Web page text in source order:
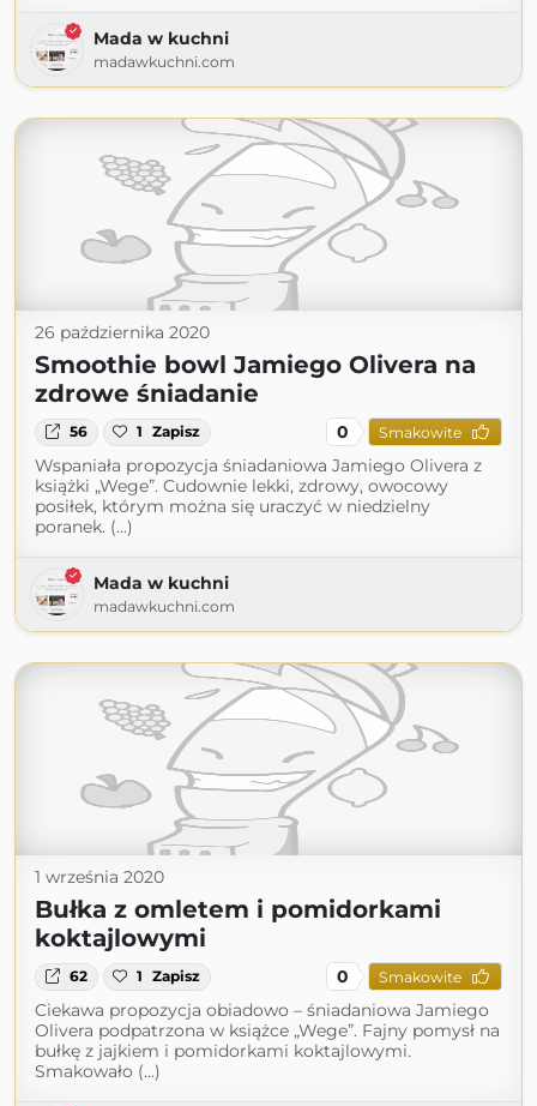
Mada w kuchni
madawkuchni.com
26 października 2020
Smoothie bowl Jamiego Olivera na
zdrowe śniadanie
56 1 Zapisz 0 Smakowite
Wspaniała propozycja śniadaniowa Jamiego Olivera z
książki „Wege”. Cudownie lekki, zdrowy, owocowy
posiłek, którym można się uraczyć w niedzielny
poranek. (...)
Mada w kuchni
madawkuchni.com
1 września 2020
Bułka z omletem i pomidorkami
koktajlowymi
62 1 Zapisz 0 Smakowite
Ciekawa propozycja obiadowo – śniadaniowa Jamiego
Olivera podpatrzona w książce „Wege”. Fajny pomysł na
bułkę z jajkiem i pomidorkami koktajlowymi.
Smakowało (...)